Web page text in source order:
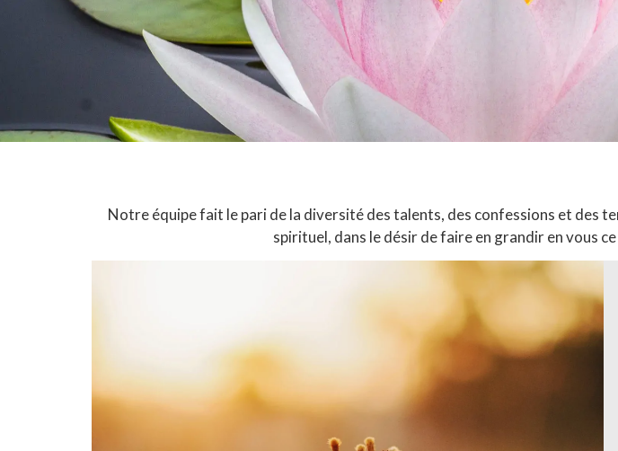
Notre équipe fait le pari de la diversité des talents, des confessions et des
spirituel, dans le désir de faire en grandir en vous